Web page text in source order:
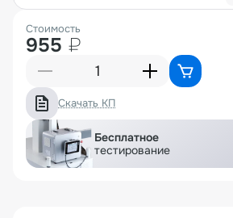
Стоимость
955 ₽
Скачать КП
Бесплатное
тестирование